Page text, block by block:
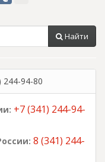
Найти
244-94-80
+7 (341) 244-94-
8 (341) 244-